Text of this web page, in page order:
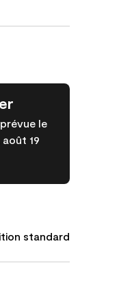
le
19
standard